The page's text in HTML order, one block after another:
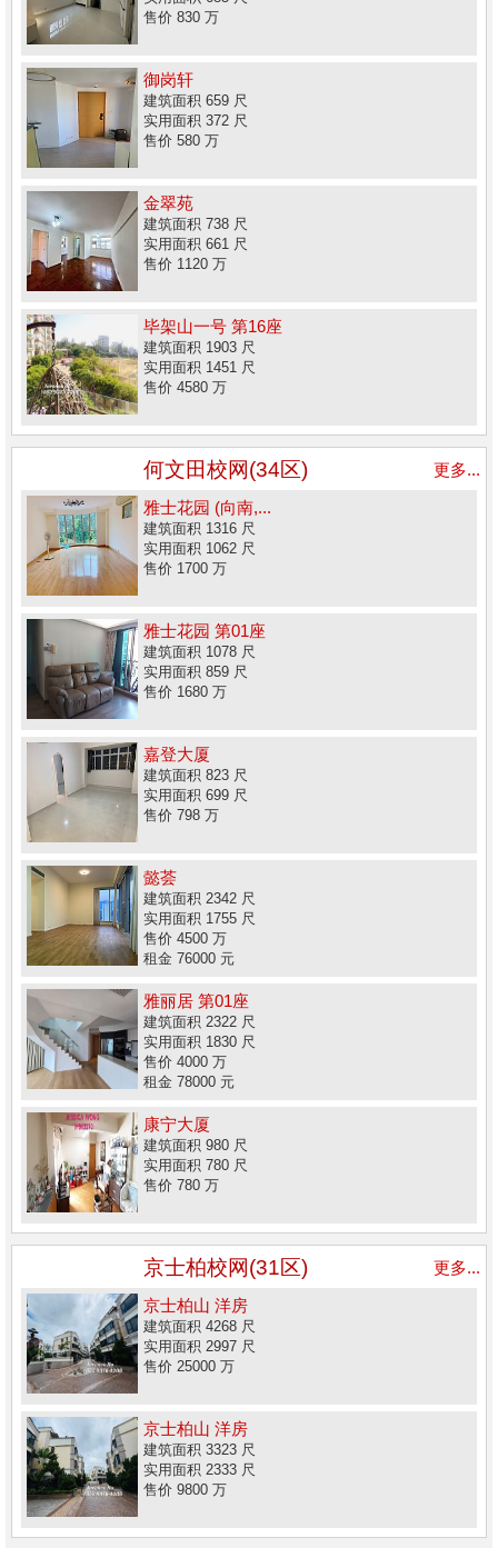
售价 830 万
御岗轩
建筑面积 659 尺
实用面积 372 尺
售价 580 万
金翠苑
建筑面积 738 尺
实用面积 661 尺
售价 1120 万
毕架山一号 第16座
建筑面积 1903 尺
实用面积 1451 尺
售价 4580 万
何文田校网(34区)
更多...
雅士花园 (向南,...
建筑面积 1316 尺
实用面积 1062 尺
售价 1700 万
雅士花园 第01座
建筑面积 1078 尺
实用面积 859 尺
售价 1680 万
嘉登大厦
建筑面积 823 尺
实用面积 699 尺
售价 798 万
懿荟
建筑面积 2342 尺
实用面积 1755 尺
售价 4500 万
租金 76000 元
雅丽居 第01座
建筑面积 2322 尺
实用面积 1830 尺
售价 4000 万
租金 78000 元
康宁大厦
建筑面积 980 尺
实用面积 780 尺
售价 780 万
京士柏校网(31区)
更多...
京士柏山 洋房
建筑面积 4268 尺
实用面积 2997 尺
售价 25000 万
京士柏山 洋房
建筑面积 3323 尺
实用面积 2333 尺
售价 9800 万